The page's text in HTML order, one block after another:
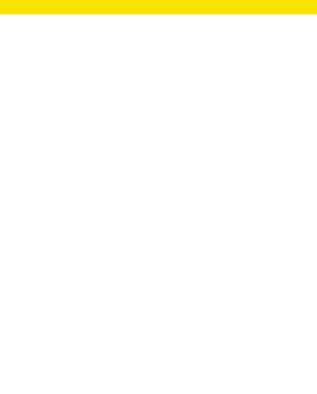
НА ТЕЛЕГРАМ